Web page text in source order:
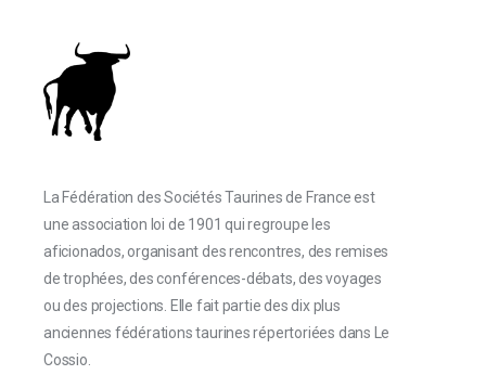
La Fédération des Sociétés Taurines de France est
une association loi de 1901 qui regroupe les
aficionados, organisant des rencontres, des remises
de trophées, des conférences-débats, des voyages
ou des projections. Elle fait partie des dix plus
anciennes fédérations taurines répertoriées dans Le
Cossio.